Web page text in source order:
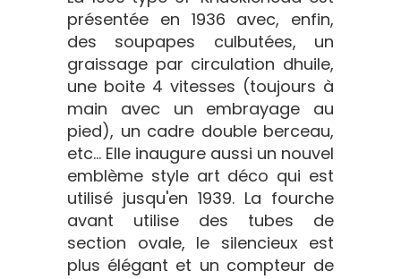
présentée en 1936 avec, enfin,
des soupapes culbutées, un
graissage par circulation dhuile,
une boite 4 vitesses (toujours à
main avec un embrayage au
pied), un cadre double berceau,
etc... Elle inaugure aussi un nouvel
emblème style art déco qui est
utilisé jusqu'en 1939. La fourche
avant utilise des tubes de
section ovale, le silencieux est
plus élégant et un compteur de